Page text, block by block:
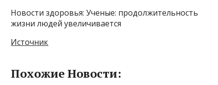
Новости здоровья: Ученые: продолжительность
жизни людей увеличивается
Источник
Похожие Новости: